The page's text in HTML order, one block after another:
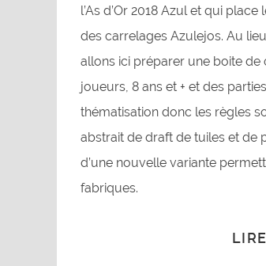
l’As d’Or 2018 Azul et qui
des carrelages Azulejos. Au
allons ici préparer une boite
joueurs, 8 ans et + et des
thématisation donc les règles
abstrait de draft de tuiles et de
d’une nouvelle variante
fabriques.